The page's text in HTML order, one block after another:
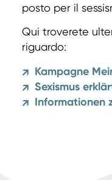
posto per il
Qui troverete
riguardo:
↗ Kampagne Mein
↗ Sexismus
↗ Informationen